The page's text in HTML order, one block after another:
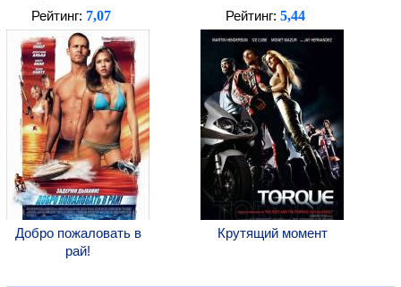
Рейтинг: 7,07
Добро пожаловать в
рай!
Рейтинг: 5,44
Крутящий момент